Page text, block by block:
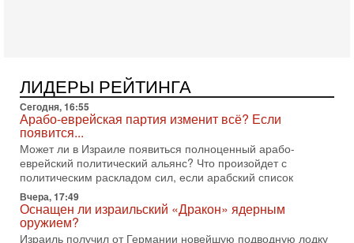
02/08/2026
Президент США Дональд Трамп сегодня заявил об отмене
подготовленного удара по Ирану после обращений
Тегерана и других стран региона. По его словам,
1-08-2026, 17:50
«Русский голос» Израиля: кто заберет его на этот
раз?
Голоса русскоязычных репатриантов не раз кардинально
меняли политический ландшафт Израиля. Достаточно
вспомнить взлет партии «Исраэль ба-алия», когда
ЛИДЕРЫ РЕЙТИНГА
Сегодня, 16:55
Арабо-еврейская партия изменит всё? Если
появится...
Может ли в Израиле появиться полноценный арабо-
еврейский политический альянс? Что произойдет с
политическим раскладом сил, если арабский список
Вчера, 17:49
Оснащен ли израильский «Дракон» ядерным
оружием?
Израиль получил от Германии новейшую подводную лодку